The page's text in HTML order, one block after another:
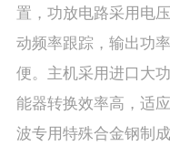
置，功放电路采用电
动频率跟踪，输出功
便。主机采用进口大
能器转换效率高，适
波专用特殊合金钢制